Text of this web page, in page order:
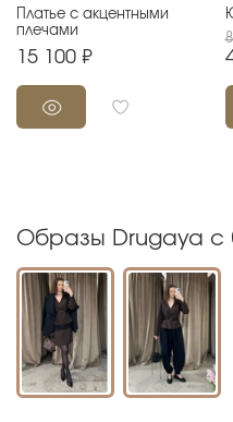
Платье с акцентными
плечами
15 100 ₽
Образы Drugaya с